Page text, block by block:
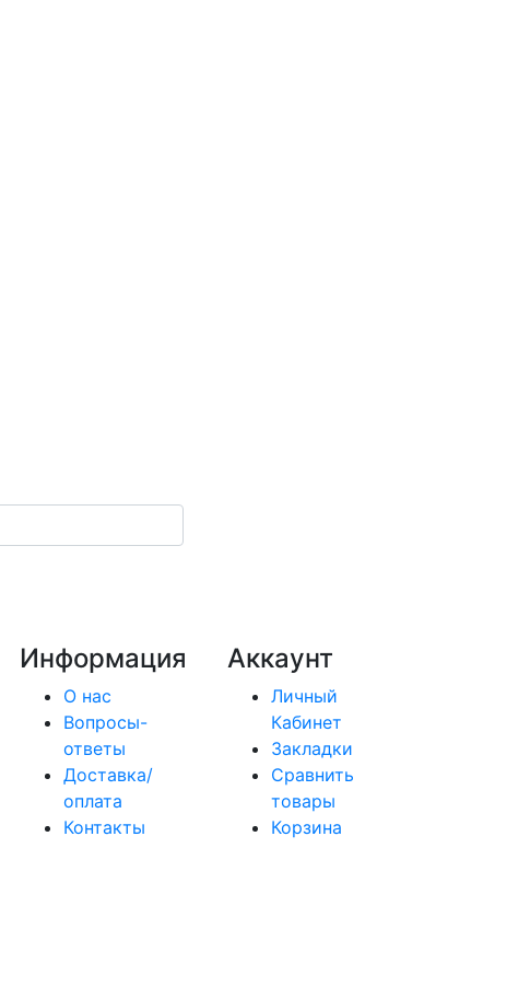
Информация
О нас
Вопросы-
ответы
Доставка/
оплата
Контакты
Аккаунт
Личный
Кабинет
Закладки
Сравнить
товары
Корзина